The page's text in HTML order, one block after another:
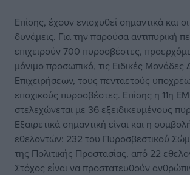
Επίσης, έχουν ενισχυθεί σημαντικά και οι
δυνάμεις. Για την παρούσα αντιπυρική
επιχειρούν 700 πυροσβέστες,
μόνιμο προσωπικό, τις Ειδικές Μονάδες
Επιχειρήσεων, τους πενταετούς
εποχικούς πυροσβέστες. Επίσης η 11η
στελεχώνεται με 36 εξειδικευμένους
Εξαιρετικά σημαντική είναι και η
εθελοντών: 232 του Πυροσβεστικού
της Πολιτικής Προστασίας, από 22
Στόχος είναι να προστατευθούν